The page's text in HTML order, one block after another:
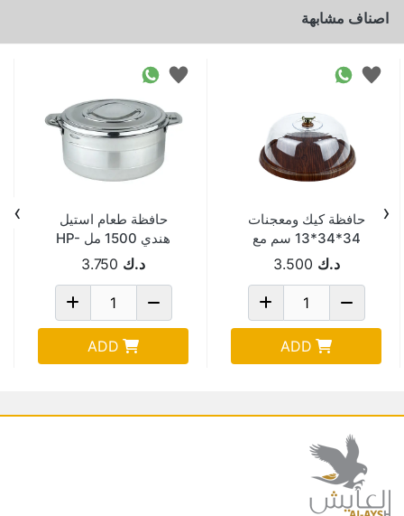
اصناف مشابهة
حافظة كيك ومعجنات
34*34*13 سم مع
غطاء شفاف
د.ك 3.500
ADD
حافظة طعام استيل
هندي 1500 مل HP-
322 د.ك 3.750
ADD
‹
›